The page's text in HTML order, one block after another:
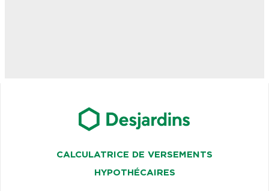
CALCULATRICE DE VERSEMENTS
HYPOTHÉCAIRES